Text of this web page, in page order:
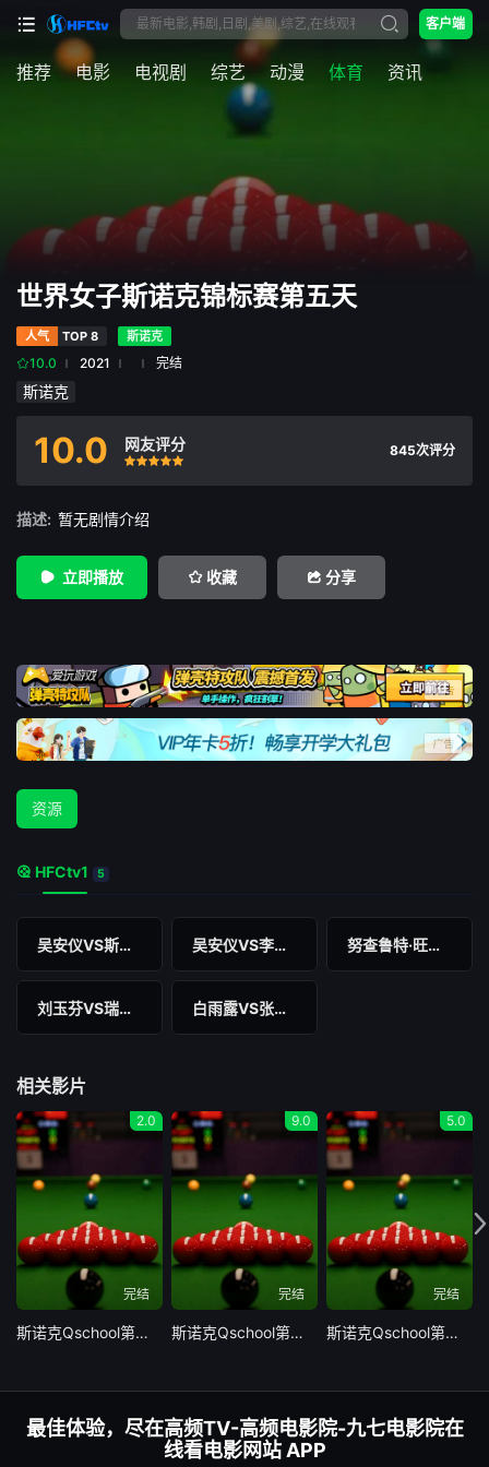
客户端
推荐 电影 电视剧 综艺 动漫 体育 资讯
世界女子斯诺克锦标赛第五天
人气 TOP 8 斯诺克
10.0 2021 完结
斯诺克
10.0
网友评分
很差较差还行
推荐
力荐
845次评分
描述: 暂无剧情介绍
立即播放 收藏 分享
资源
HFCtv1 5
吴安仪VS斯里帕蓬 吴安仪VS李碧涵 努查鲁特·旺哈鲁泰VS王思哲
刘玉芬VS瑞安·埃文斯 白雨露VS张沐妍
相关影片
2.0
完结
斯诺克Qschool第五日
9.0
完结
斯诺克Qschool第四日
5.0
完结
斯诺克Qschool第三日
最佳体验，尽在高频TV-高频电影院-九七电影院在
线看电影网站 APP